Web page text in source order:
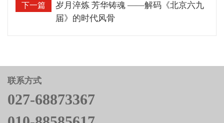
下一篇
岁月淬炼 芳华铸魂 ——解码《北京六九
届》的时代风骨
联系方式
027-68873367